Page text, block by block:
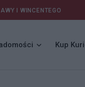
I WINCENTEGO
Kup